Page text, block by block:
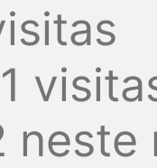
neste